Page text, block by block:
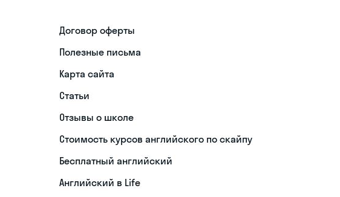
Договор оферты
Полезные письма
Карта сайта
Статьи
Отзывы о школе
Стоимость курсов английского по скайпу
Бесплатный английский
Английский в Life